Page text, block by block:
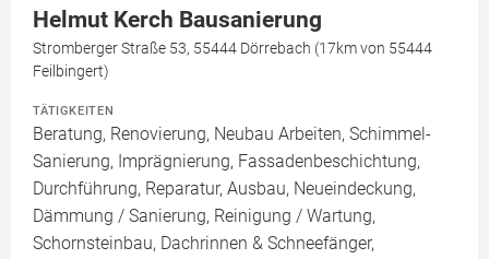
Helmut Kerch Bausanierung
Stromberger Straße 53, 55444 Dörrebach (17km von 55444
Feilbingert)
TÄTIGKEITEN
Beratung, Renovierung, Neubau Arbeiten, Schimmel-
Sanierung, Imprägnierung, Fassadenbeschichtung,
Durchführung, Reparatur, Ausbau, Neueindeckung,
Dämmung / Sanierung, Reinigung / Wartung,
Schornsteinbau, Dachrinnen & Schneefänger,